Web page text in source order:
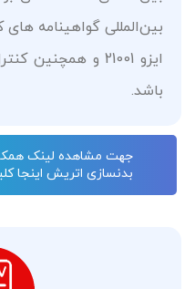
بین‌المللی گواهینامه‌
باشد.
جهت مشاهده لینک
بدنسازی اتریش اینجا